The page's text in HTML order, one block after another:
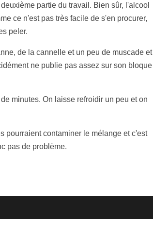
partie du travail. Bien sûr, l'alcool
ce n'est pas très facile de s'en procurer,
peler.
de la cannelle et un peu de muscade et
ne publie pas assez sur son bloque
minutes. On laisse refroidir un peu et on
pourraient contaminer le mélange et c'est
pas de problème.